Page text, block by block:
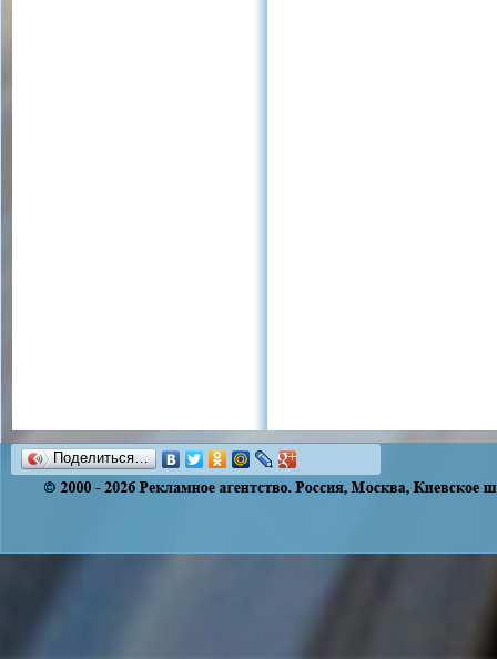
Поделиться…